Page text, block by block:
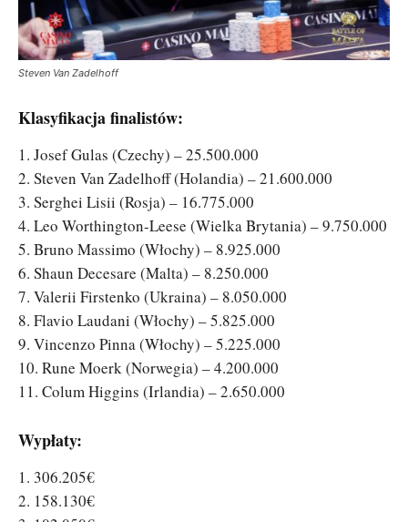
Steven Van Zadelhoff
Klasyfikacja finalistów:
1. Josef Gulas (Czechy) – 25.500.000
2. Steven Van Zadelhoff (Holandia) – 21.600.000
3. Serghei Lisii (Rosja) – 16.775.000
4. Leo Worthington-Leese (Wielka Brytania) – 9.750.000
5. Bruno Massimo (Włochy) – 8.925.000
6. Shaun Decesare (Malta) – 8.250.000
7. Valerii Firstenko (Ukraina) – 8.050.000
8. Flavio Laudani (Włochy) – 5.825.000
9. Vincenzo Pinna (Włochy) – 5.225.000
10. Rune Moerk (Norwegia) – 4.200.000
11. Colum Higgins (Irlandia) – 2.650.000
Wypłaty:
1. 306.205€
2. 158.130€